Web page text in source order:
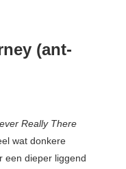
(ant-
Really There
wat donkere
een dieper liggend